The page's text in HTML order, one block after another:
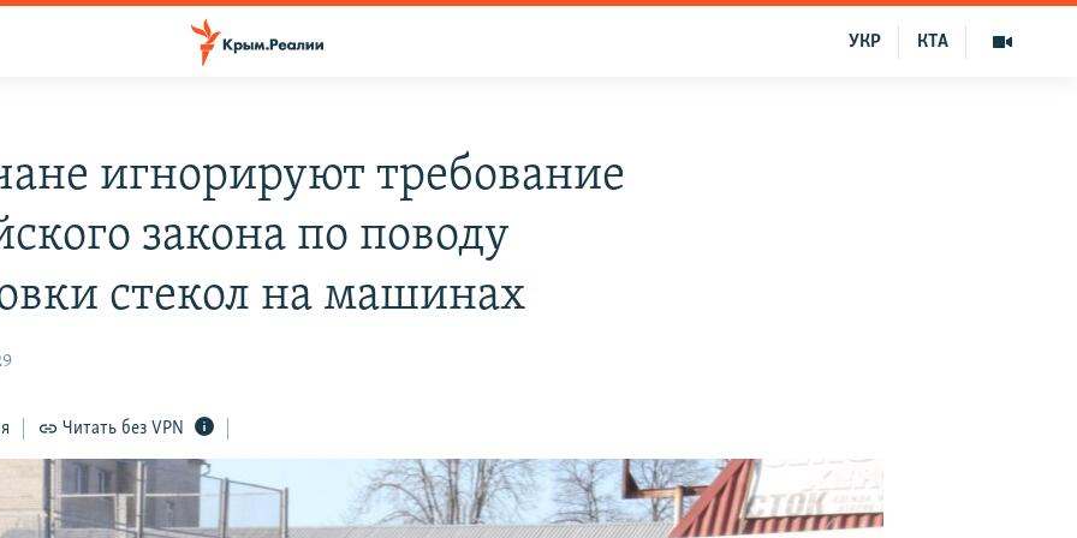
КТА
УКР
игнорируют требование
закона по поводу
стекол на машинах
Читать без VPN